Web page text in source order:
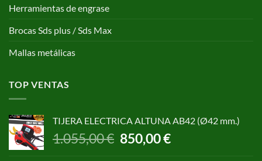
Herramientas de engrase
Brocas Sds plus / Sds Max
Mallas metálicas
TOP VENTAS
TIJERA ELECTRICA ALTUNA AB42 (Ø42 mm.)
1.055,00€ El
precio
850,00€El
precio